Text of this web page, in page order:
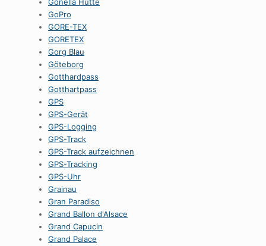
GoPro
GORE-TEX
GORETEX
Gorg Blau
Göteborg
Gotthardpass
Gotthartpass
GPS
GPS-Gerät
GPS-Logging
GPS-Track
GPS-Track aufzeichnen
GPS-Tracking
GPS-Uhr
Grainau
Gran Paradiso
Grand Ballon d'Alsace
Grand Capucin
Grand Palace